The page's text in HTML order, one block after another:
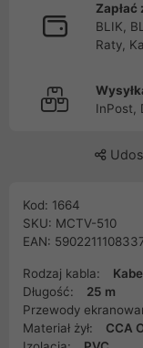
Zapłać
BLIK,
Raty,
InPost,
Kod: 1664
SKU: MCTV-510
EAN:
Rodzaj kabla:
Długość:
25 m
Przewody
Materiał żył:
CCA